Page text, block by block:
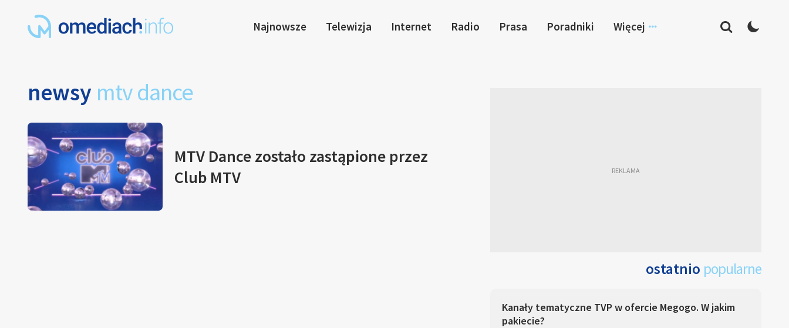
Najnowsze Telewizja Internet Radio Prasa Poradniki Więcej
newsy mtv dance
MTV Dance zostało zastąpione przez
Club MTV
ostatnio popularne
Kanały tematyczne TVP w ofercie Megogo. W jakim
pakiecie?